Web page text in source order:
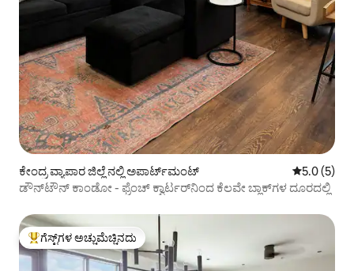
ಕೇಂದ್ರ ವ್ಯಾಪಾರ ಜಿಲ್ಲೆ ನಲ್ಲಿ ಅಪಾರ್ಟ್‌ಮಂಟ್ 5 ರಲ್ಲಿ 5.0
5.0 (5)
ಡೌನ್‌ಟೌನ್ ಕಾಂಡೋ - ಫ್ರೆಂಚ್ ಕ್ವಾರ್ಟರ್‌ನಿಂದ ಕೆಲವೇ ಬ್ಲಾಕ್‌ಗಳ ದೂರದಲ್ಲಿ
ಗೆಸ್ಟ್‌ಗಳಿಗೆ ಅತಿ ಹೆಚ್ಚು ಅಚ್ಚುಮೆಚ್ಚಿನದು
ಗೆಸ್ಟ್‌ಗಳ ಅಚ್ಚುಮೆಚ್ಚಿನದು